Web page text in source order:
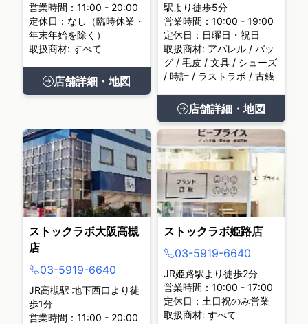
営業時間：11:00 - 20:00
定休日：なし（臨時休業・
年末年始を除く）
取扱商材: すべて
店舗詳細・地図
駅より徒歩5分
営業時間：10:00 - 19:00
定休日：日曜日・祝日
取扱商材: アパレル / バッ
グ / 毛皮 / 文具 / シューズ
/ 時計 / ラストラボ / 古銭
店舗詳細・地図
ストックラボ大阪高槻
店
03-5919-6640
JR高槻駅 地下西口より徒
歩1分
営業時間：11:00 - 20:00
ストックラボ姫路店
03-5919-6640
JR姫路駅より徒歩2分
営業時間：10:00 - 17:00
定休日：土日祝のみ営業
取扱商材: すべて